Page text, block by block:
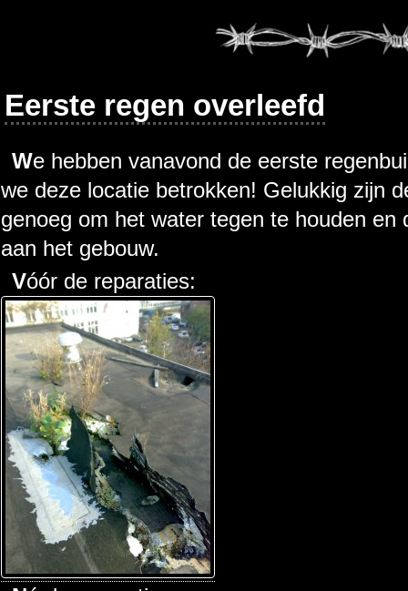
Eerste regen overleefd
We hebben vanavond de eerste regenbui over ons heen gekregen sinds
we deze locatie betrokken! Gelukkig zijn
genoeg om het water tegen te houden
aan het gebouw.
Vóór de reparaties: